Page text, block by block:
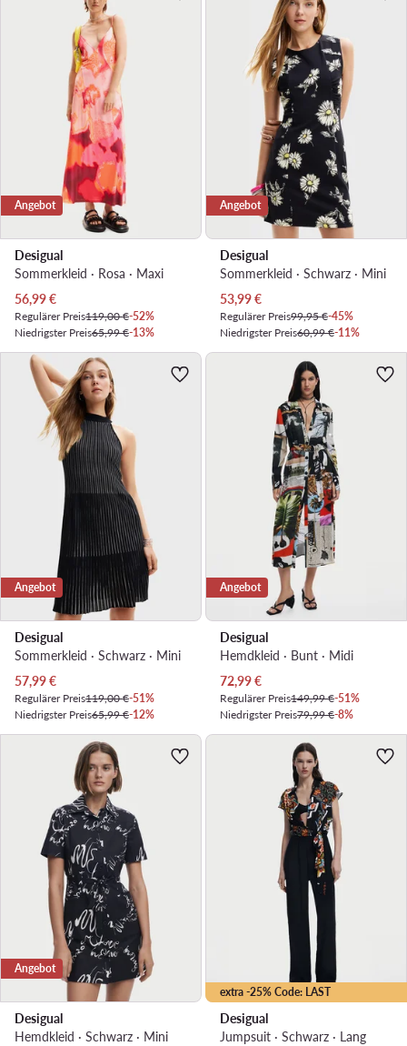
Angebot
Desigual
Sommerkleid · Rosa · Maxi
Aktueller Preis
56,99€
Regulärer Preis119,00 €-52%
Niedrigster Preis65,99 €-13%
Angebot
Desigual
Sommerkleid · Schwarz · Mini
Aktueller Preis
53,99€
Regulärer Preis99,95 €-45%
Niedrigster Preis60,99 €-11%
Angebot
Desigual
Sommerkleid · Schwarz · Mini
Aktueller Preis
57,99€
Regulärer Preis119,00 €-51%
Niedrigster Preis65,99 €-12%
Angebot
Desigual
Hemdkleid · Bunt · Midi
Aktueller Preis
72,99€
Regulärer Preis149,99 €-51%
Niedrigster Preis79,99 €-8%
Angebot
Desigual
Hemdkleid · Schwarz · Mini
extra -25% Code: LAST
Desigual
Jumpsuit · Schwarz · Lang